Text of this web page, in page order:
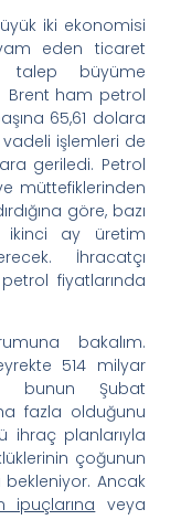
iki ekonomisi
eden ticaret
talep büyüme
Brent ham petrol
65,61 dolara
vadeli işlemleri de
geriledi. Petrol
müttefiklerinden
göre, bazı
ikinci ay üretim
İhracatçı
fiyatlarında
bakalım.
514 milyar
bunun Şubat
fazla olduğunu
ihraç planlarıyla
çoğunun
bekleniyor. Ancak
ipuçlarına veya